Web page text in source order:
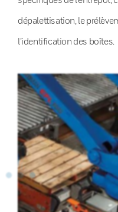
dépalettisation, le
l’identification des boîtes.